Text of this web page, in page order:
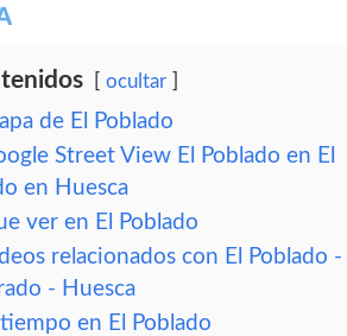
ocultar
de El Poblado
Street View El Poblado en El
en Huesca
ver en El Poblado
relacionados con El Poblado -
- Huesca
en El Poblado